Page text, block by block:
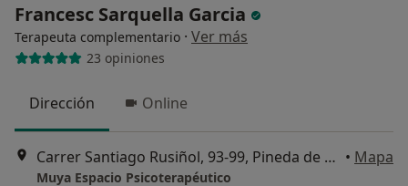
Francesc Sarquella Garcia
Terapeuta complementario · Ver más
23 opiniones
Dirección Online
Carrer Santiago Rusiñol, 93-99, Pineda de Mar • Mapa
Muya Espacio Psicoterapéutico